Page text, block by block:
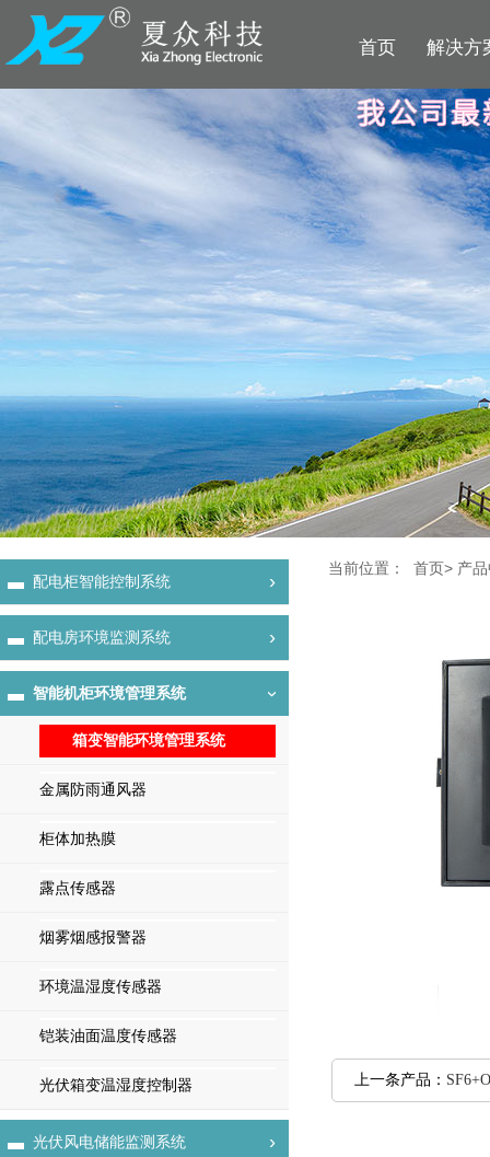
首页 解决方
当前位置： 首页 > 产
上一条产品：
配电柜智能控制系统 ›
配电房环境监测系统 ›
智能机柜环境管理系统 ›
箱变智能环境管理系统
金属防雨通风器
柜体加热膜
露点传感器
烟雾烟感报警器
环境温湿度传感器
铠装油面温度传感器
光伏箱变温湿度控制器
光伏风电储能监测系统 ›